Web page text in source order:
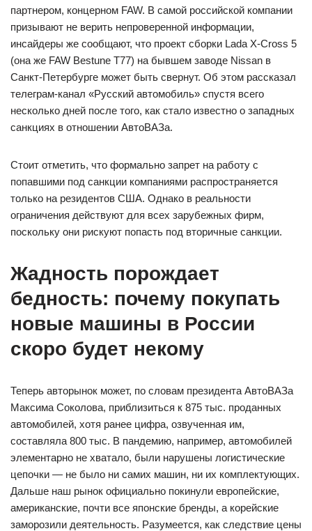
партнером, концерном FAW. В самой российской компании
призывают не верить непроверенной информации,
инсайдеры же сообщают, что проект сборки Lada X-Cross 5
(она же FAW Bestune T77) на бывшем заводе Nissan в
Санкт-Петербурге может быть свернут. Об этом рассказал
телеграм-канал «Русский автомобиль» спустя всего
несколько дней после того, как стало известно о западных
санкциях в отношении АвтоВАЗа.
Стоит отметить, что формально запрет на работу с
попавшими под санкции компаниями распространяется
только на резидентов США. Однако в реальности
ограничения действуют для всех зарубежных фирм,
поскольку они рискуют попасть под вторичные санкции.
Жадность порождает
бедность: почему покупать
новые машины в России
скоро будет некому
Теперь авторынок может, по словам президента АвтоВАЗа
Максима Соколова, приблизиться к 875 тыс. проданных
автомобилей, хотя ранее цифра, озвученная им,
составляла 800 тыс. В пандемию, например, автомобилей
элементарно не хватало, были нарушены логистические
цепочки — не было ни самих машин, ни их комплектующих.
Дальше наш рынок официально покинули европейские,
американские, почти все японские бренды, а корейские
заморозили деятельность. Разумеется, как следствие цены